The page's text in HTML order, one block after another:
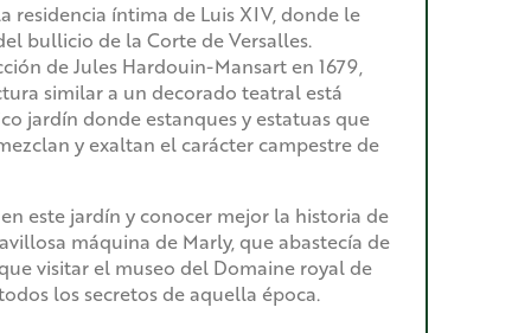
residencia íntima de Luis XIV, donde le
bullicio de la Corte de Versalles.
de Jules Hardouin-Mansart en 1679,
similar a un decorado teatral está
jardín donde estanques y estatuas que
y exaltan el carácter campestre de
este jardín y conocer mejor la historia de
máquina de Marly, que abastecía de
visitar el museo del Domaine royal de
los secretos de aquella época.